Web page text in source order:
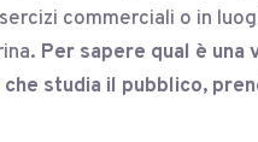
commerciali o in
Per sapere qual è
che studia il pubblico,